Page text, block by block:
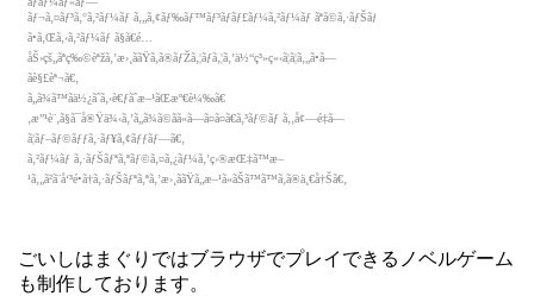
ごいしはまぐりではブラウザでプレイできるノベルゲーム
も制作しております。